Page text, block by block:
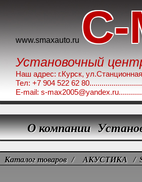
www.smaxauto.ru
Установочный
Наш адрес: г.Курск,
Тел: +7 904 522 62
E-mail: s-
О компании
Каталог товаров / АКУСТИКА /